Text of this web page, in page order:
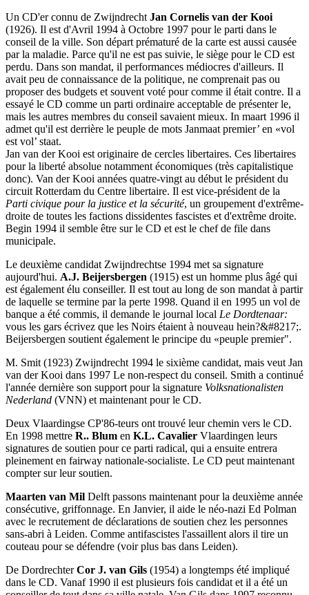
Un CD'er connu de Zwijndrecht Jan Cornelis van der Kooi
(1926). Il est d'Avril 1994 à Octobre 1997 pour le parti dans le
conseil de la ville. Son départ prématuré de la carte est aussi causée
par la maladie. Parce qu'il ne est pas suivie, le siège pour le CD est
perdu. Dans son mandat, il performances médiocres d'ailleurs. Il
avait peu de connaissance de la politique, ne comprenait pas ou
proposer des budgets et souvent voté pour comme il était contre. Il a
essayé le CD comme un parti ordinaire acceptable de présenter le,
mais les autres membres du conseil savaient mieux. In maart 1996 il
admet qu'il est derrière le peuple de mots Janmaat premier’ en «vol
est vol’ staat.
Jan van der Kooi est originaire de cercles libertaires. Ces libertaires
pour la liberté absolue notamment économiques (très capitalistique
donc). Van der Kooi années quatre-vingt au début le président du
circuit Rotterdam du Centre libertaire. Il est vice-président de la
Parti civique pour la justice et la sécurité, un groupement d'extrême-
droite de toutes les factions dissidentes fascistes et d'extrême droite.
Begin 1994 il semble être sur le CD et est le chef de file dans
municipale.
Le deuxième candidat Zwijndrechtse 1994 met sa signature
aujourd'hui. A.J. Beijersbergen (1915) est un homme plus âgé qui
est également élu conseiller. Il est tout au long de son mandat à partir
de laquelle se termine par la perte 1998. Quand il en 1995 un vol de
banque a été commis, il demande le journal local Le Dordtenaar:
vous les gars écrivez que les Noirs étaient à nouveau hein?&#8217;.
Beijersbergen soutient également le principe du «peuple premier".
M. Smit (1923) Zwijndrecht 1994 le sixième candidat, mais veut Jan
van der Kooi dans 1997 Le non-respect du conseil. Smith a continué
l'année dernière son support pour la signature Volksnationalisten
Nederland (VNN) et maintenant pour le CD.
Deux Vlaardingse CP'86-teurs ont trouvé leur chemin vers le CD.
En 1998 mettre R.. Blum en K.L. Cavalier Vlaardingen leurs
signatures de soutien pour ce parti radical, qui a ensuite entrera
pleinement en fairway nationale-socialiste. Le CD peut maintenant
compter sur leur soutien.
Maarten van Mil Delft passons maintenant pour la deuxième année
consécutive, griffonnage. En Janvier, il aide le néo-nazi Ed Polman
avec le recrutement de déclarations de soutien chez les personnes
sans-abri à Leiden. Comme antifascistes l'assaillent alors il tire un
couteau pour se défendre (voir plus bas dans Leiden).
De DordrechterCor J. van Gils (1954) a longtemps été impliqué
dans le CD. Vanaf 1990 il est plusieurs fois candidat et il a été un